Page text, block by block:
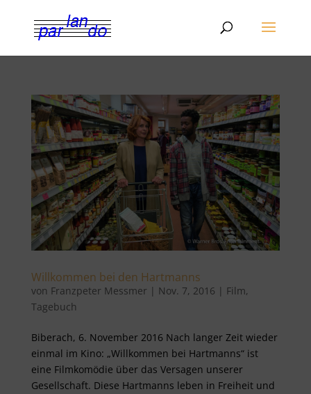
Willkommen bei den Hartmanns
von Franzpeter Messmer | Nov. 7, 2016 | Film,
Tagebuch
Biberach, 6. November 2016 Nach langer Zeit wieder
einmal im Kino: „Willkommen bei Hartmanns“ ist
eine Filmkomödie über das Versagen unserer
Gesellschaft. Diese Hartmanns leben in Freiheit und